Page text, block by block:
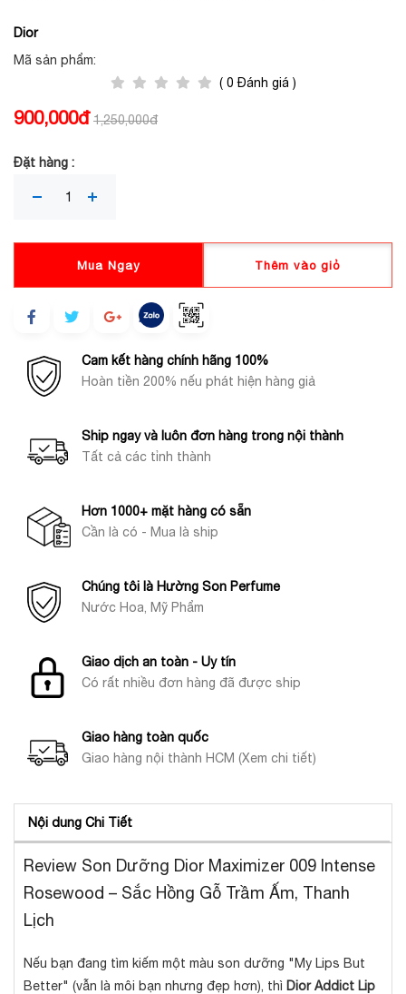
Dior
Mã sản phẩm:
( 0 Đánh giá )
900,000đ 1,250,000đ
Đặt hàng :
Mua Ngay Thêm vào giỏ
Cam kết hàng chính hãng 100%
Hoàn tiền 200% nếu phát hiện hàng giả
Ship ngay và luôn đơn hàng trong nội thành
Tất cả các tỉnh thành
Hơn 1000+ mặt hàng có sẵn
Cần là có - Mua là ship
Chúng tôi là Hường Son Perfume
Nước Hoa, Mỹ Phẩm
Giao dịch an toàn - Uy tín
Có rất nhiều đơn hàng đã được ship
Giao hàng toàn quốc
Giao hàng nội thành HCM (Xem chi tiết)
Nội dung Chi Tiết
Review Son Dưỡng Dior Maximizer 009 Intense
Rosewood – Sắc Hồng Gỗ Trầm Ấm, Thanh
Lịch
Nếu bạn đang tìm kiếm một màu son dưỡng "My Lips But
Better" (vẫn là môi bạn nhưng đẹp hơn), thì Dior Addict Lip